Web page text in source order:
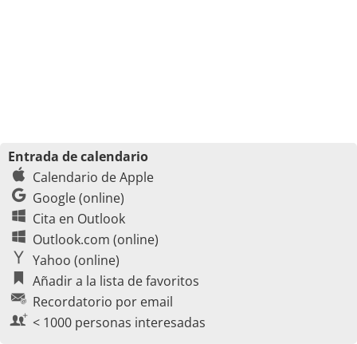
Entrada de calendario
Calendario de Apple
Google (online)
Cita en Outlook
Outlook.com (online)
Yahoo (online)
Añadir a la lista de favoritos
Recordatorio por email
< 1000 personas interesadas